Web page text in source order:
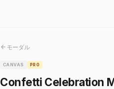
モーダル
CANVAS PRO
Confetti Celebration